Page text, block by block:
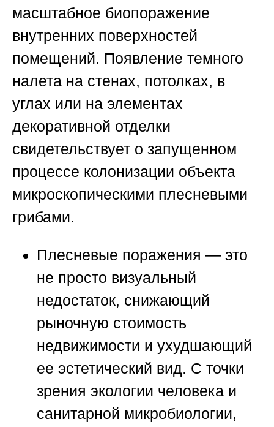
масштабное биопоражение
внутренних поверхностей
помещений. Появление темного
налета на стенах, потолках, в
углах или на элементах
декоративной отделки
свидетельствует о запущенном
процессе колонизации объекта
микроскопическими плесневыми
грибами.
Плесневые поражения — это
не просто визуальный
недостаток, снижающий
рыночную стоимость
недвижимости и ухудшающий
ее эстетический вид. С точки
зрения экологии человека и
санитарной микробиологии,